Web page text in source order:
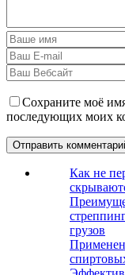
Сохраните моё
последующих моих
Как не
грузов